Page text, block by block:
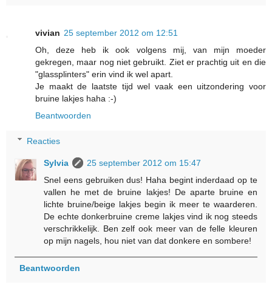
vivian 25 september 2012 om 12:51
Oh, deze heb ik ook volgens mij, van mijn moeder
gekregen, maar nog niet gebruikt. Ziet er prachtig uit en die
"glassplinters" erin vind ik wel apart.
Je maakt de laatste tijd wel vaak een uitzondering voor
bruine lakjes haha :-)
Beantwoorden
Reacties
Sylvia
25 september 2012 om 15:47
Snel eens gebruiken dus! Haha begint inderdaad op te
vallen he met de bruine lakjes! De aparte bruine en
lichte bruine/beige lakjes begin ik meer te waarderen.
De echte donkerbruine creme lakjes vind ik nog steeds
verschrikkelijk. Ben zelf ook meer van de felle kleuren
op mijn nagels, hou niet van dat donkere en sombere!
Beantwoorden